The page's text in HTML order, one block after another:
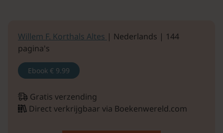
Willem F. Korthals Altes | Nederlands | 144
pagina's
Ebook € 9.99
Gratis verzending
Direct verkrijgbaar via Boekenwereld.com